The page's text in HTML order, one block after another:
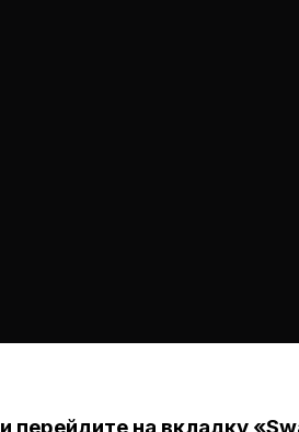
и перейдите на вкладку